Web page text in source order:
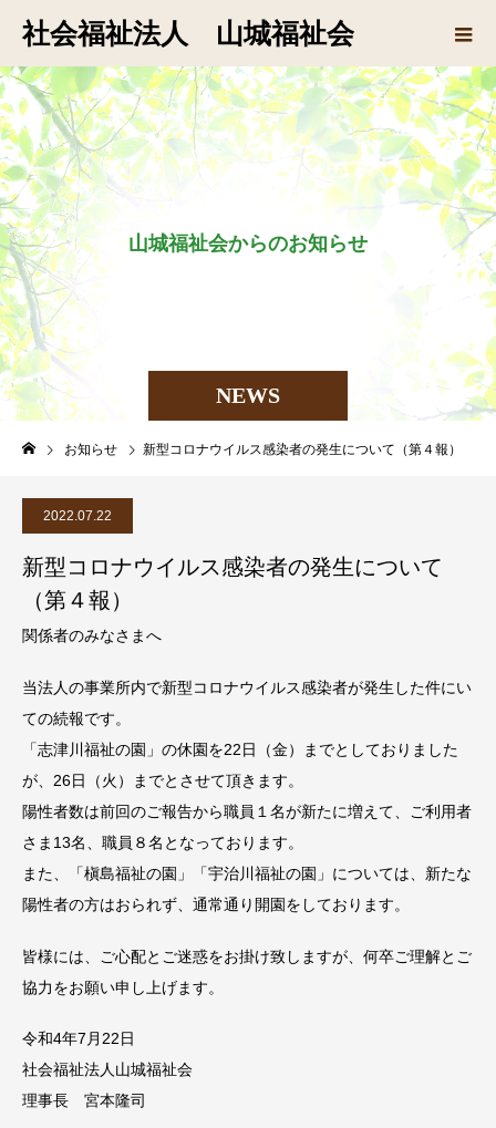
社会福祉法人 山城福祉会
NEWS
城福祉会からのお知ら せで
お知らせ 新型コロナウイルス感染者の発生について（第４報）
2022.07.22
新型コロナウイルス感染者の発生について
（第４報）
関係者のみなさまへ
当法人の事業所内で新型コロナウイルス感染者が発生した件にい
ての続報です。
「志津川福祉の園」の休園を22日（金）までとしておりました
が、26日（火）までとさせて頂きます。
陽性者数は前回のご報告から職員１名が新たに増えて、ご利用者
さま13名、職員８名となっております。
また、「槇島福祉の園」「宇治川福祉の園」については、新たな
陽性者の方はおられず、通常通り開園をしております。
皆様には、ご心配とご迷惑をお掛け致しますが、何卒ご理解とご
協力をお願い申し上げます。
令和4年7月22日
社会福祉法人山城福祉会
理事長 宮本隆司